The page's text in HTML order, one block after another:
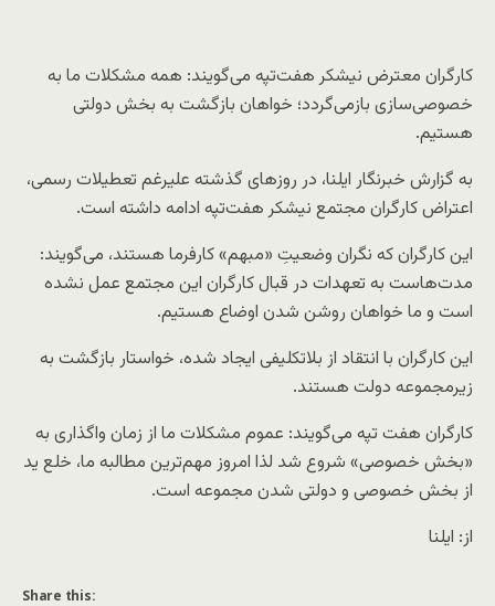
کارگران معترض نیشکر هفت‌تپه می‌گویند: همه مشکلات ما به
خصوصی‌سازی بازمی‌گردد؛ خواهان بازگشت به بخش دولتی
هستیم.
به گزارش خبرنگار ایلنا، در روزهای گذشته علیرغم تعطیلات رسمی،
اعتراض کارگران مجتمع نیشکر هفت‌تپه ادامه داشته‌ است.
این کارگران که نگران وضعیتِ «مبهم» کارفرما هستند، می‌گویند:
مدت‌هاست به تعهدات در قبال کارگران این مجتمع عمل نشده‌
است و ما خواهان روشن شدن اوضاع هستیم.
این کارگران با انتقاد از بلاتکلیفی ایجاد شده، خواستار بازگشت به
زیرمجموعه دولت هستند.
کارگران هفت تپه می‌گویند: عموم مشکلات ما از زمان واگذاری به
«بخش خصوصی» شروع شد لذا امروز مهم‌ترین مطالبه‌ ما، خلع ید
از بخش خصوصی و دولتی شدن مجموعه است.
از: ایلنا
Share this: